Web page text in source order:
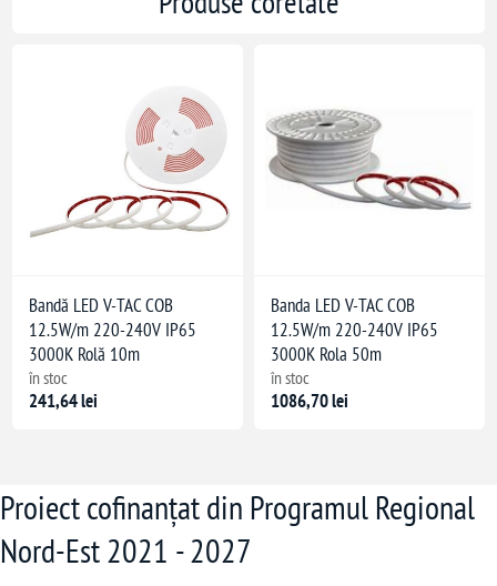
Bandă LED V-TAC COB
12.5W/m 220-240V IP65
3000K Rolă 10m
în stoc
241,64 lei
Banda LED V-TAC COB
12.5W/m 220-240V IP65
3000K Rola 50m
în stoc
1086,70 lei
Proiect cofinanțat din Programul Regional
Nord-Est 2021 - 2027